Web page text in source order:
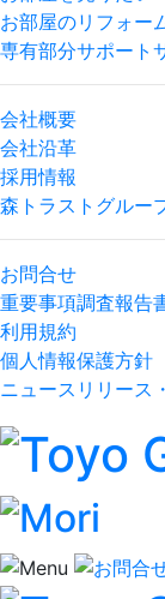
お部屋のリフォー
専有部分サポート
会社概要
会社沿革
採用情報
森トラストグルー
お問合せ
重要事項調査報告
利用規約
個人情報保護方針
ニュースリリース